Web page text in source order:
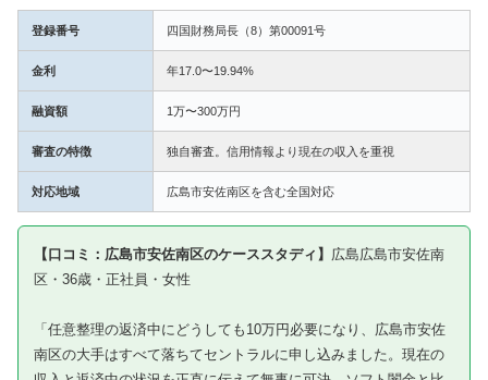
登録番号 四国財務局長（8）第00091号
金利 年17.0〜19.94%
融資額 1万〜300万円
審査の特徴 独自審査。信用情報より現在の収入を重視
対応地域 広島市安佐南区を含む全国対応
【口コミ：広島市安佐南区のケーススタディ】 広島広島市安佐南
区・36歳・正社員・女性
「任意整理の返済中にどうしても10万円必要になり、広島市安佐
南区の大手はすべて落ちてセントラルに申し込みました。現在の